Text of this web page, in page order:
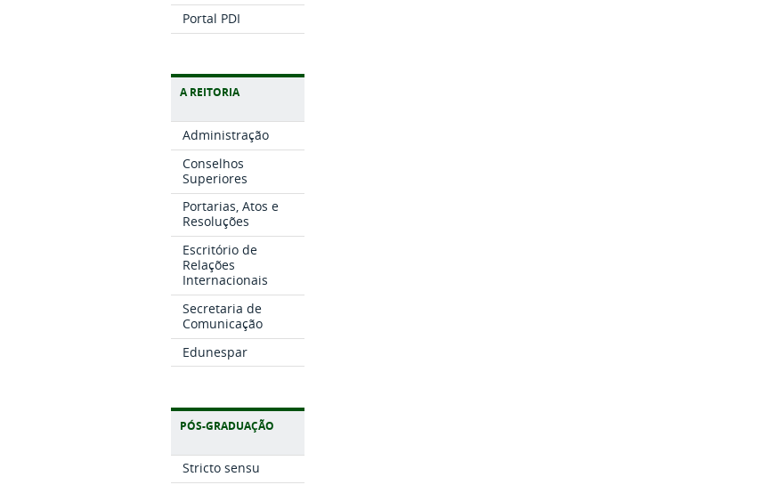
Portal PDI
A REITORIA
Administração
Conselhos
Superiores
Portarias, Atos e
Resoluções
Escritório de
Relações
Internacionais
Secretaria de
Comunicação
Edunespar
PÓS-GRADUAÇÃO
Stricto sensu